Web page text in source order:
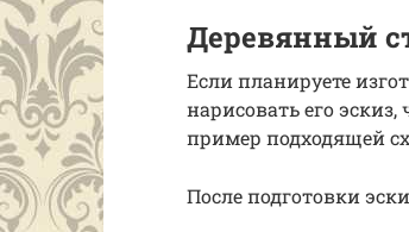
Деревянный
Если планируете
нарисовать его
пример подходящей
После подготовки